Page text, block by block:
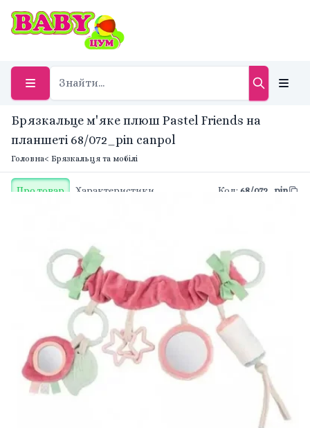
Брязкальце м'яке плюш Pastel Friends на
планшеті 68/072_pin canpol
Головна< Брязкальця та мобілі
Про товар Характеристики Код: 68/072_pin